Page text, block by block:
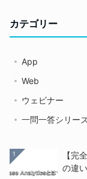
カテゴリー
App
Web
ウェビナー
一問一答シリー
1
【完
の違